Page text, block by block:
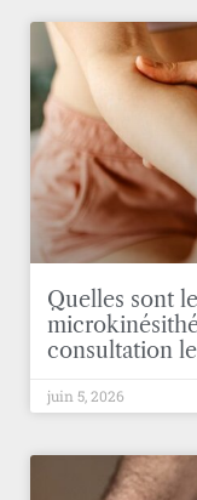
Quelles sont
consultation
juin 5, 2026